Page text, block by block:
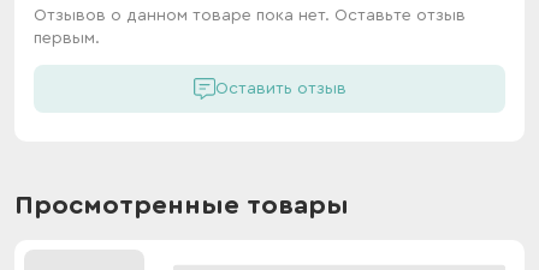
Отзывов о данном товаре пока нет. Оставьте отзыв
первым.
Оставить отзыв
Просмотренные товары